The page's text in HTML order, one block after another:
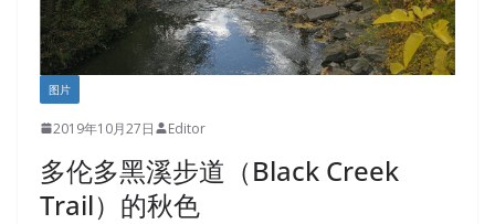
图片
2019年10月27日 Editor
多伦多黑溪步道（Black Creek
Trail）的秋色